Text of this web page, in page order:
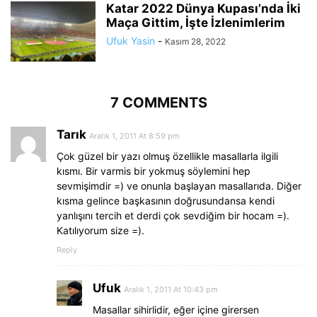
Katar 2022 Dünya Kupası’nda İki
Maça Gittim, İşte İzlenimlerim
Ufuk Yasin - Kasım 28, 2022
7 COMMENTS
Tarık Aralık 1, 2011 At 8:59 pm
Çok güzel bir yazı olmuş özellikle masallarla ilgili
kısmı. Bir varmis bir yokmuş söylemini hep
sevmişimdir =) ve onunla başlayan masallarıda. Diğer
kısma gelince başkasının doğrusundansa kendi
yanlışını tercih et derdi çok sevdiğim bir hocam =).
Katılıyorum size =).
Reply
Ufuk Aralık 1, 2011 At 10:43 pm
Masallar sihirlidir, eğer içine girersen